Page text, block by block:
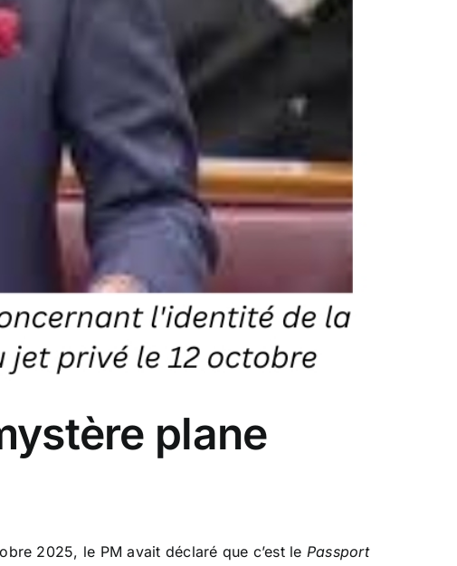
plane
2025, le PM avait déclaré que c’est le Passport